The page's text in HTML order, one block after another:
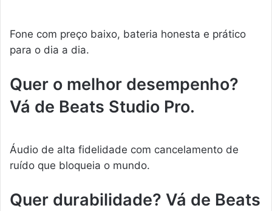
Fone com preço baixo, bateria honesta e prático
para o dia a dia.
Quer o melhor desempenho?
Vá de Beats Studio Pro.
Áudio de alta fidelidade com cancelamento de
ruído que bloqueia o mundo.
Quer durabilidade? Vá de Beats